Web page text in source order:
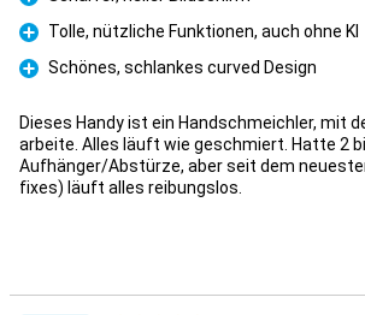
Pro
Pro
Tolle, nützliche Funktionen, auch ohne KI
Pro
Schönes, schlankes curved Design
Dieses Handy ist ein Handschmeichler, mit
arbeite. Alles läuft wie geschmiert. Hatte 2
Aufhänger/Abstürze, aber seit dem
fixes) läuft alles reibungslos.